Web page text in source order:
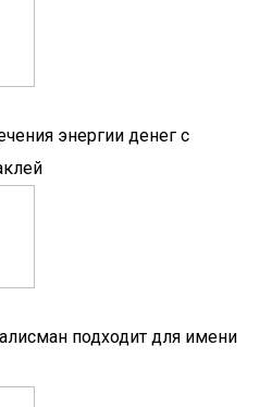
энергии денег с
подходит для имени